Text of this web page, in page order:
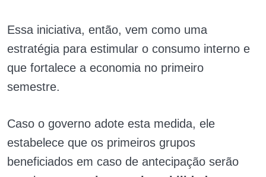
Essa iniciativa, então, vem como uma
estratégia para estimular o consumo interno e
que fortalece a economia no primeiro
semestre.
Caso o governo adote esta medida, ele
estabelece que os primeiros grupos
beneficiados em caso de antecipação serão